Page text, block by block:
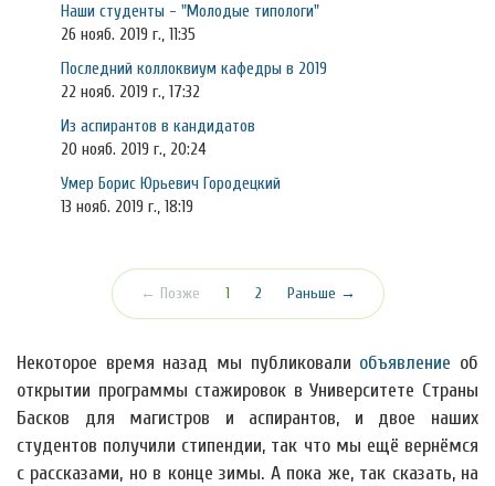
Наши студенты - "Молодые типологи"
26 нояб. 2019 г., 11:35
Последний коллоквиум кафедры в 2019
22 нояб. 2019 г., 17:32
Из аспирантов в кандидатов
20 нояб. 2019 г., 20:24
Умер Борис Юрьевич Городецкий
13 нояб. 2019 г., 18:19
← Позже 1(текущая)
2 Раньше →
Некоторое время назад мы публиковали объявление об
открытии программы стажировок в Университете Страны
Басков для магистров и аспирантов, и двое наших
студентов получили стипендии, так что мы ещё вернёмся
с рассказами, но в конце зимы. А пока же, так сказать, на